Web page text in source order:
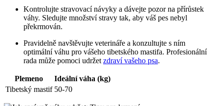
Kontrolujte stravovací návyky a dávejte pozor na přírůstek
váhy. Sledujte množství stravy tak, aby váš pes nebyl
překrmován.
Pravidelně navštěvujte veterináře a konzultujte s ním
optimální váhu pro vášeho tibetského mastifa. Profesionální
rada může pomoci udržet zdraví vašeho psa.
Plemeno
Ideální váha (kg)
Tibetský mastif 50-70